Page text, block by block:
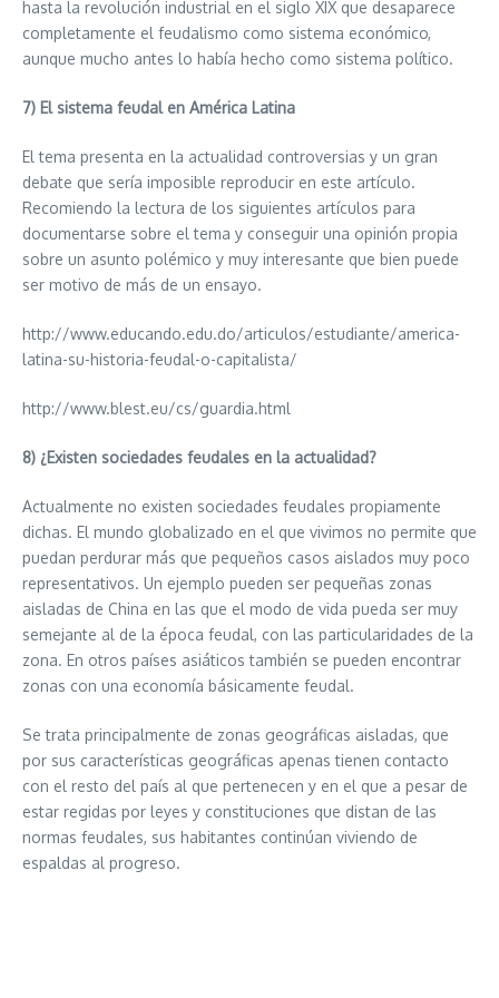
hasta la revolución industrial en el siglo XIX que desaparece
completamente el feudalismo como sistema económico,
aunque mucho antes lo había hecho como sistema político.
7) El sistema feudal en América Latina
El tema presenta en la actualidad controversias y un gran
debate que sería imposible reproducir en este artículo.
Recomiendo la lectura de los siguientes artículos para
documentarse sobre el tema y conseguir una opinión propia
sobre un asunto polémico y muy interesante que bien puede
ser motivo de más de un ensayo.
http://www.educando.edu.do/articulos/estudiante/america-
latina-su-historia-feudal-o-capitalista/
http://www.blest.eu/cs/guardia.html
8) ¿Existen sociedades feudales en la actualidad?
Actualmente no existen sociedades feudales propiamente
dichas. El mundo globalizado en el que vivimos no permite que
puedan perdurar más que pequeños casos aislados muy poco
representativos. Un ejemplo pueden ser pequeñas zonas
aisladas de China en las que el modo de vida pueda ser muy
semejante al de la época feudal, con las particularidades de la
zona. En otros países asiáticos también se pueden encontrar
zonas con una economía básicamente feudal.
Se trata principalmente de zonas geográficas aisladas, que
por sus características geográficas apenas tienen contacto
con el resto del país al que pertenecen y en el que a pesar de
estar regidas por leyes y constituciones que distan de las
normas feudales, sus habitantes continúan viviendo de
espaldas al progreso.